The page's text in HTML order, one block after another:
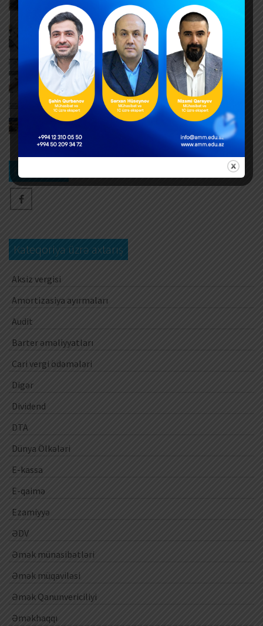
AUGUST 6, 2026
Hər yeni invoys üzrə ayrıca DTA-03 ərizəsi təqdim
edilməlidirmi?
AUGUST 6, 2026
Dövlət mülkiyyətində olan əsas vəsaitlərin
verilməsi qaydası dəyişib
AUGUST 5, 2026
Əlilliyi olan işçinin əmək müqaviləsinə xitam
verilməsi
Kateqoriya üzrə axtarış
Aksiz vergisi
Amortizasiya ayırmaları
Audit
Barter əməliyyatları
Cari vergi ödəmələri
Digər
Dividend
DTA
Dünya Ölkələri
E-kassa
E-qaimə
Ezamiyyə
ƏDV
Əmək münasibətləri
Əmək müqaviləsi
Əmək Qanunvericiliyi
Əməkhaqqı